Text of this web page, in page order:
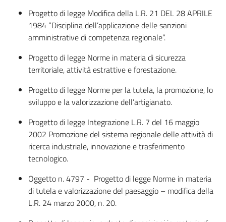
Progetto di legge Modifica della L.R. 21 DEL 28 APRILE
1984 “Disciplina dell’applicazione delle sanzioni
amministrative di competenza regionale”.
Progetto di legge Norme in materia di sicurezza
territoriale, attività estrattive e forestazione.
Progetto di legge Norme per la tutela, la promozione, lo
sviluppo e la valorizzazione dell’artigianato.
Progetto di legge Integrazione L.R. 7 del 16 maggio
2002 Promozione del sistema regionale delle attività di
ricerca industriale, innovazione e trasferimento
tecnologico.
Oggetto n. 4797 - Progetto di legge Norme in materia
di tutela e valorizzazione del paesaggio – modifica della
L.R. 24 marzo 2000, n. 20.